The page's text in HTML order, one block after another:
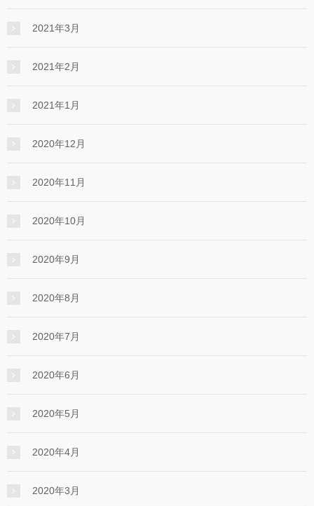
2021年3月
2021年2月
2021年1月
2020年12月
2020年11月
2020年10月
2020年9月
2020年8月
2020年7月
2020年6月
2020年5月
2020年4月
2020年3月